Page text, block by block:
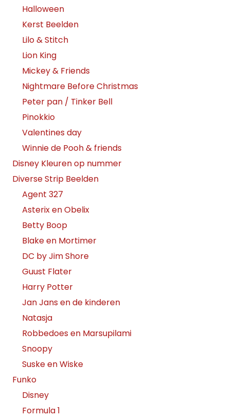
Halloween
Kerst Beelden
Lilo & Stitch
Lion King
Mickey & Friends
Nightmare Before Christmas
Peter pan / Tinker Bell
Pinokkio
Valentines day
Winnie de Pooh & friends
Disney Kleuren op nummer
Diverse Strip Beelden
Agent 327
Asterix en Obelix
Betty Boop
Blake en Mortimer
DC by Jim Shore
Guust Flater
Harry Potter
Jan Jans en de kinderen
Natasja
Robbedoes en Marsupilami
Snoopy
Suske en Wiske
Funko
Disney
Formula 1